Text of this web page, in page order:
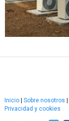
Inicio Sobre nosotros
Privacidad y cookies